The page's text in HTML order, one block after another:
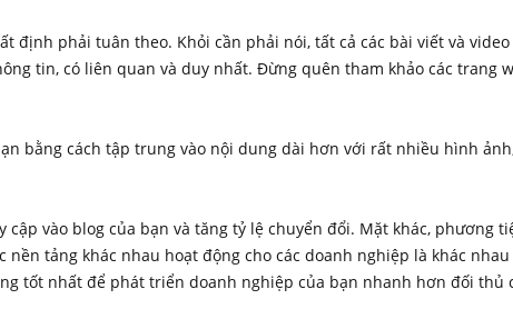
định phải tuân theo. Khỏi cần phải nói, tất cả các bài viết và
tin, có liên quan và duy nhất. Đừng quên tham khảo các trang
bằng cách tập trung vào nội dung dài hơn với rất nhiều hình
vào blog của bạn và tăng tỷ lệ chuyển đổi. Mặt khác, phương
tảng khác nhau hoạt động cho các doanh nghiệp là khác
tốt nhất để phát triển doanh nghiệp của bạn nhanh hơn đối thủ